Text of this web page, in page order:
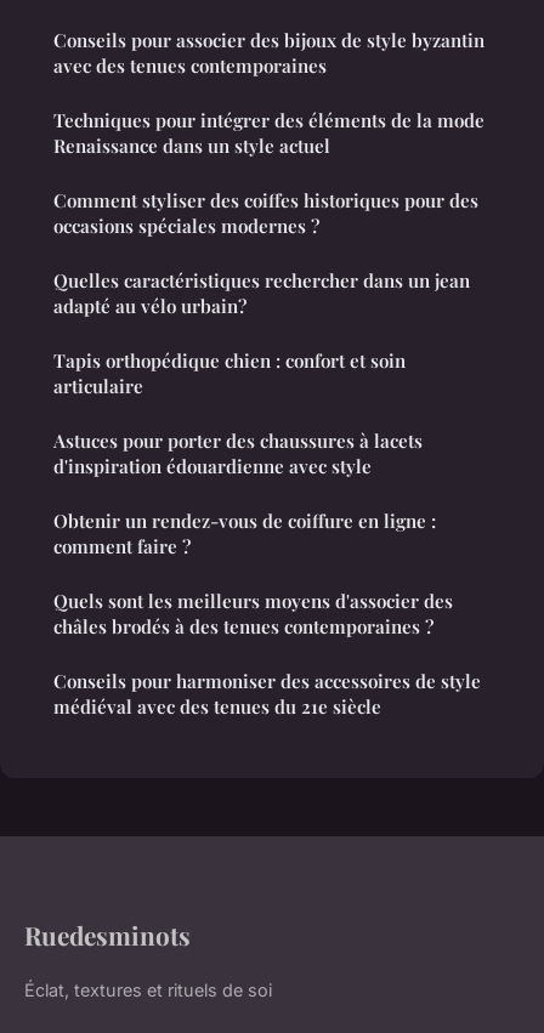
Conseils pour associer des bijoux de style byzantin
avec des tenues contemporaines
Techniques pour intégrer des éléments de la mode
Renaissance dans un style actuel
Comment styliser des coiffes historiques pour des
occasions spéciales modernes ?
Quelles caractéristiques rechercher dans un jean
adapté au vélo urbain?
Tapis orthopédique chien : confort et soin
articulaire
Astuces pour porter des chaussures à lacets
d'inspiration édouardienne avec style
Obtenir un rendez-vous de coiffure en ligne :
comment faire ?
Quels sont les meilleurs moyens d'associer des
châles brodés à des tenues contemporaines ?
Conseils pour harmoniser des accessoires de style
médiéval avec des tenues du 21e siècle
Ruedesminots
Éclat, textures et rituels de soi